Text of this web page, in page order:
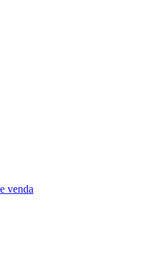
venda